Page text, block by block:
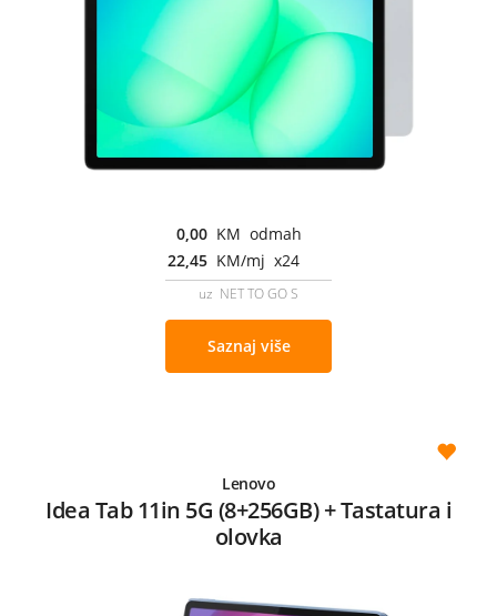
0,00 KM odmah
22,45 KM/mj x24
uz NET TO GO S
Saznaj više
Lenovo
Idea Tab 11in 5G (8+256GB) + Tastatura i
olovka